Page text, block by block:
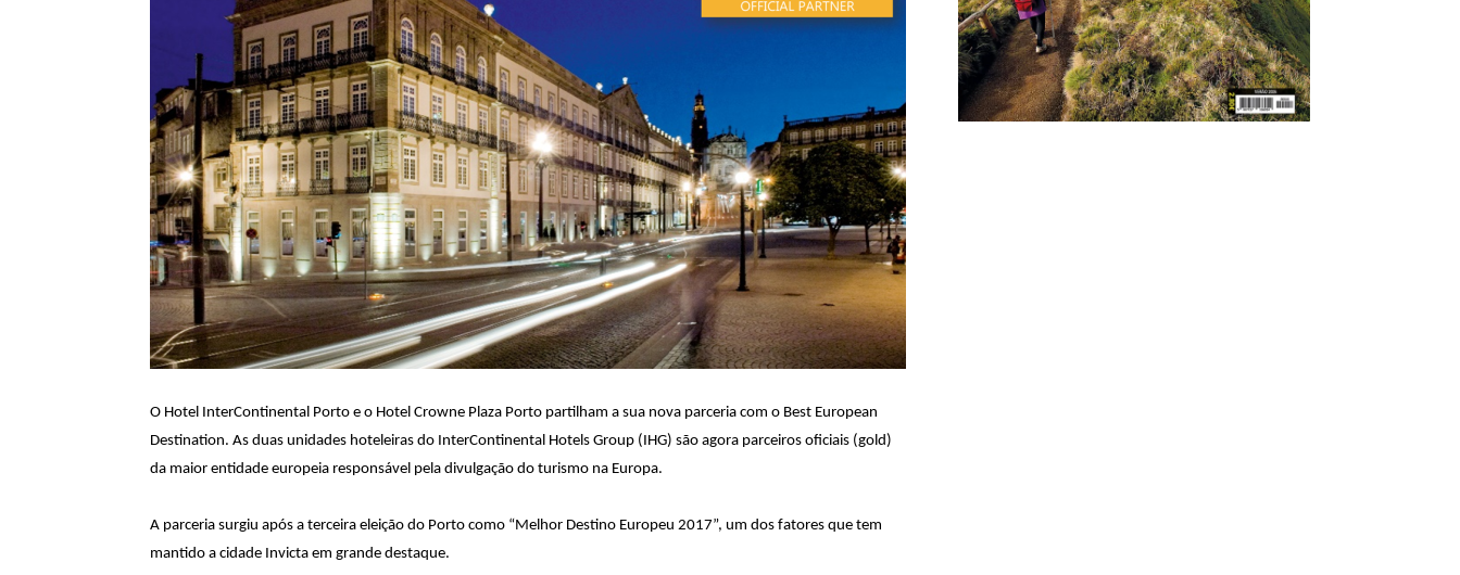
O Hotel InterContinental Porto e o Hotel Crowne Plaza Porto partilham a sua nova parceria com o Best European
Destination. As duas unidades hoteleiras do InterContinental Hotels Group (IHG) são agora parceiros oficiais (gold)
da maior entidade europeia responsável pela divulgação do turismo na Europa.
A parceria surgiu após a terceira eleição do Porto como “Melhor Destino Europeu 2017”, um dos fatores que tem
mantido a cidade Invicta em grande destaque.